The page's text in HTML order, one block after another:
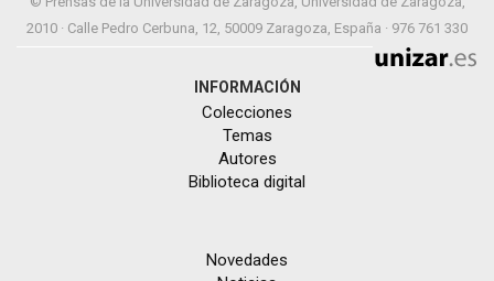
2010 · Calle Pedro Cerbuna, 12, 50009 Zaragoza, España · 976 761 330
INFORMACIÓN
Colecciones
Temas
Autores
Biblioteca digital
Novedades